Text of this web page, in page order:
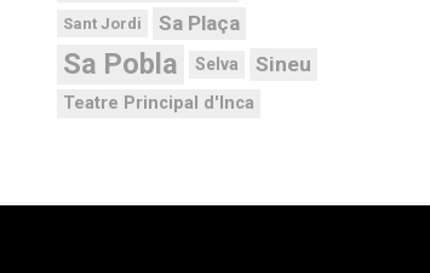
Sant Jordi Sa Plaça
Sa Pobla Selva Sineu
Teatre Principal d'Inca